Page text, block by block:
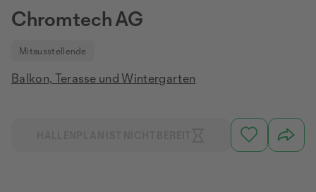
Chromtech AG
Mitausstellende
Balkon, Terasse und Wintergarten